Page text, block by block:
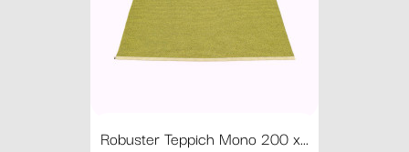
Robuster Teppich Mono 200 x...